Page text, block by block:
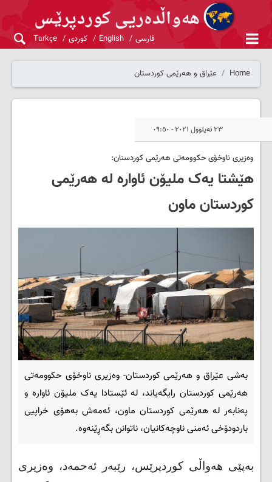
فارسی English کوردی Türkçe
Home عێراق و هەرێمی کوردستان
٢٣ ئەیلوول ٢٠٢١ - ٠٩:٥٠
وه‌زیری ناوخۆی حکوومەتی هەرێمی کوردستان:
هێشتا یه‌ک ملیۆن ئاواره‌ له‌ هەرێمی
کوردستان ماون
بەشی عێراق و هەرێمی کوردستان- وه‌زیری ناوخۆی حکوومه‌تی
هه‌رێمی کوردستان رایگه‌یاند، له‌ ئێستادا یه‌ک ملیۆن ئاواره‌ و
په‌نابه‌ر له‌ هه‌رێمی کوردستان ماون، ئه‌مه‌ش به‌هۆی خراپیی
باردودۆخی ئه‌منی ناوچه‌کانیان، ناتوانن بگه‌ڕێنه‌وه‌.
بەپێی هەواڵی کوردپرێس، رێبه‌ر ئه‌حمه‌د، وه‌زیری